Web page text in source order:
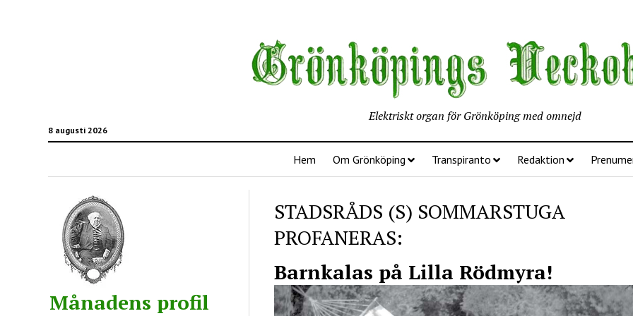
8 augusti 2026
Elektriskt organ för Grönköping med omnejd
Hem Om Grönköping Transpiranto Redaktion
Månadens profil
STADSRÅDS (S) SOMMARSTUGA
PROFANERAS:
Barnkalas på Lilla Rödmyra!